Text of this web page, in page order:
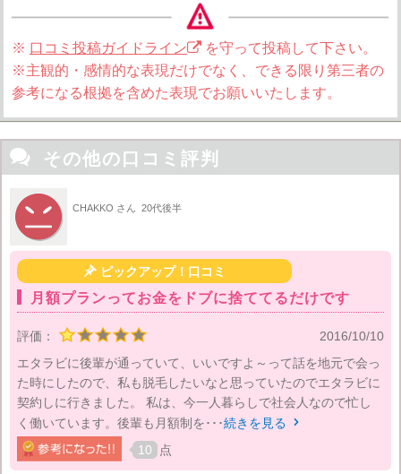
※ 口コミ投稿ガイドライン
を守って投稿して下さい。
※主観的・感情的な表現だけでなく、できる限り第三者の
参考になる根拠を含めた表現でお願いいたします。
 その他の口コミ評判
CHAKKO さん 20代後半
ピックアップ！口コミ
月額プランってお金をドブに捨ててるだけです
評価：
2016/10/10
エタラビに後輩が通っていて、いいですよ～って話を地元で会っ
た時にしたので、私も脱毛したいなと思っていたのでエタラビに
契約しに行きました。 私は、今一人暮らしで社会人なので忙し
く働いています。後輩も月額制を･･･続きを見る 
10 点